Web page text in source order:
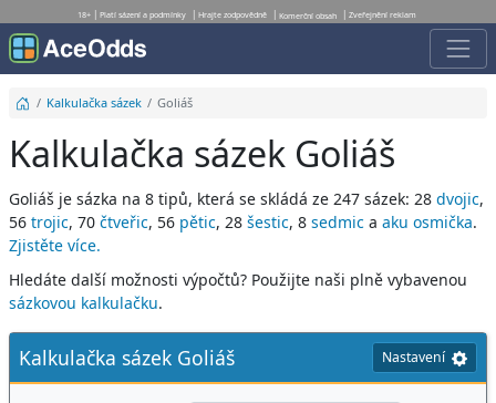
18+ Platí sázení a podmínky Hrajte zodpovědně Komerční obsah Zveřejnění reklam
Kalkulačka sázek Goliáš
Kalkulačka sázek Goliáš
Goliáš je sázka na 8 tipů, která se skládá ze 247 sázek: 28 dvojic,
56 trojic, 70 čtveřic, 56 pětic, 28 šestic, 8 sedmic a aku osmička.
Zjistěte více.
Hledáte další možnosti výpočtů? Použijte naši plně vybavenou
sázkovou kalkulačku.
Kalkulačka sázek Goliáš Nastavení